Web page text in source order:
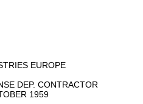
EUROPE
DEP. CONTRACTOR
1959